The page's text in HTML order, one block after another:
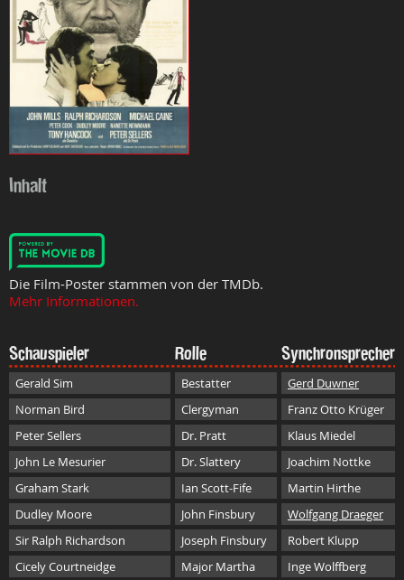
Inhalt
Die Film-Poster stammen von der TMDb.
Mehr Informationen.
Schauspieler Rolle Synchronsprecher
Gerald Sim Bestatter
Gerd Duwner
Norman Bird
Clergyman
Franz Otto Krüger
Peter Sellers
Dr. Pratt
Klaus Miedel
John Le Mesurier
Dr. Slattery
Joachim Nottke
Graham Stark
Ian Scott-Fife
Martin Hirthe
Dudley Moore
John Finsbury
Wolfgang Draeger
Sir Ralph Richardson
Joseph Finsbury
Robert Klupp
Cicely Courtneidge
Major Martha Inge Wolffberg